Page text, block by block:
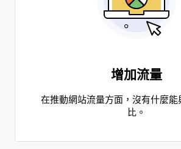
增加流量
在推動網站流量方面，沒有什麼能
比。